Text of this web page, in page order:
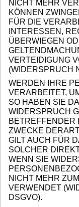
NICHT MEHR
KÖNNEN
FÜR DIE
INTERESSEN,
ÜBERWIEGEN
VERTEIDIGUNG
(WIDERSPRUCH
WERDEN IHRE
VERARBEITET,
SO HABEN SIE
WIDERSPRUCH
BETREFFENDER
ZWECKE
GILT AUCH FÜR
SOLCHER
WENN SIE
NICHT MEHR
VERWENDET
DSGVO).